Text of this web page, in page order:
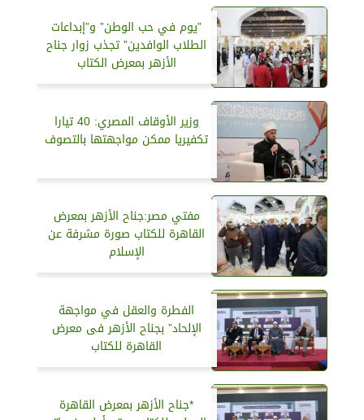
”يوم في حب الوطن” و”إبداعات
الطلاب الوافدين” تجذب زوار جناح
الأزهر بمعرض الكتاب
وزير الأوقاف المصري: 40 تيارا
تكفيريا ممكن مواجهتها بالتصوف
مفتي مصر:جناح الأزهر بمعرض
القاهرة للكتاب صورة مشرفة عن
الإسلام
الفطرة والعقل في مواجهة
الإلحاد” بجناح الأزهر فى معرض
القاهرة للكتاب
*جناح الأزهر بمعرض القاهرة